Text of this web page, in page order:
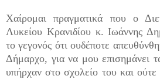
Χαίρομαι πραγματικά που ο
Λυκείου Κρανιδίου κ. Ιωάννης
το γεγονός ότι ουδέποτε
Δήμαρχο, για να μου επισημάνει
υπήρχαν στο σχολείο του και ούτε